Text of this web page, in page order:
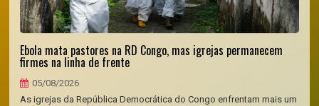
Ebola mata pastores na RD Congo, mas igrejas permanecem
firmes na linha de frente
05/08/2026
As igrejas da República Democrática do Congo enfrentam mais um